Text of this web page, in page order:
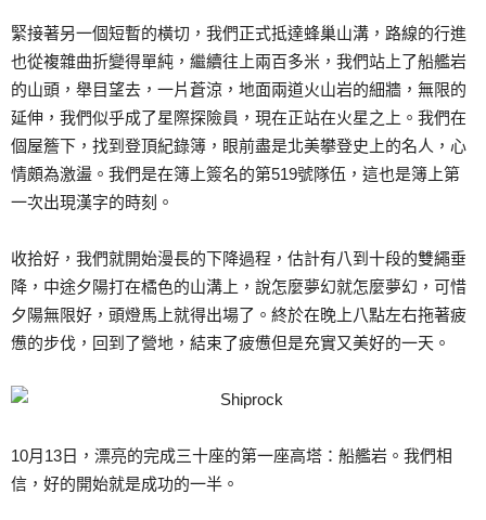
緊接著另一個短暫的橫切，我們正式抵達蜂巢山溝，路線的行進
也從複雜曲折變得單純，繼續往上兩百多米，我們站上了船艦岩
的山頭，舉目望去，一片蒼涼，地面兩道火山岩的細牆，無限的
延伸，我們似乎成了星際探險員，現在正站在火星之上。我們在
個屋簷下，找到登頂紀錄簿，眼前盡是北美攀登史上的名人，心
情頗為激盪。我們是在簿上簽名的第519號隊伍，這也是簿上第
一次出現漢字的時刻。
收拾好，我們就開始漫長的下降過程，估計有八到十段的雙繩垂
降，中途夕陽打在橘色的山溝上，說怎麼夢幻就怎麼夢幻，可惜
夕陽無限好，頭燈馬上就得出場了。終於在晚上八點左右拖著疲
憊的步伐，回到了營地，結束了疲憊但是充實又美好的一天。
10月13日，漂亮的完成三十座的第一座高塔：船艦岩。我們相
信，好的開始就是成功的一半。